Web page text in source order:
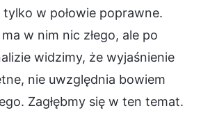
w połowie poprawne.
w nim nic złego, ale po
widzimy, że wyjaśnienie
nie uwzględnia bowiem
Zagłębmy się w ten temat.